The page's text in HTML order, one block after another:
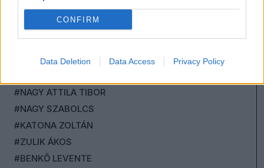
CONFIRM
Data Deletion Data Access Privacy Policy
#ORBÁN GYÖRGY
#SETYEROV ZORÁN
#SARKADI-ILLYÉS CSABA
#TÓTH CSABA TIBOR
#NAGY ATTILA TIBOR
#NAGY SZABOLCS
#KATONA ZOLTÁN
#ZULIK ÁKOS
#BENKŐ LEVENTE